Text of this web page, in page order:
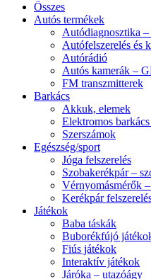
Összes
Autós termékek
Autódiagnosztika
Autófelszerelés és
Autórádió
Autós kamerák –
FM transzmitterek
Barkács
Akkuk, elemek
Elektromos
Szerszámok
Egészség/sport
Jóga felszerelés
Szobakerékpár –
Vérnyomásmérők
Kerékpár
Játékok
Baba táskák
Buborékfújó
Fiús játékok
Interaktív játékok
Járóka – utazóágy